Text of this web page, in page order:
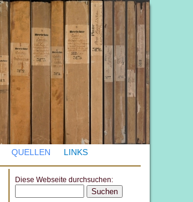
QUELLEN LINKS
Diese Webseite durchsuchen: